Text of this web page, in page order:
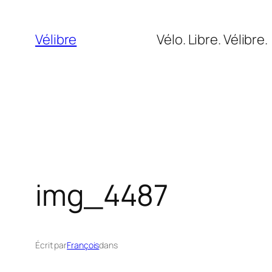
contenu
Vélibre Vélo. Libre. Vélibre.
img_4487
Écrit parFrançoisdans